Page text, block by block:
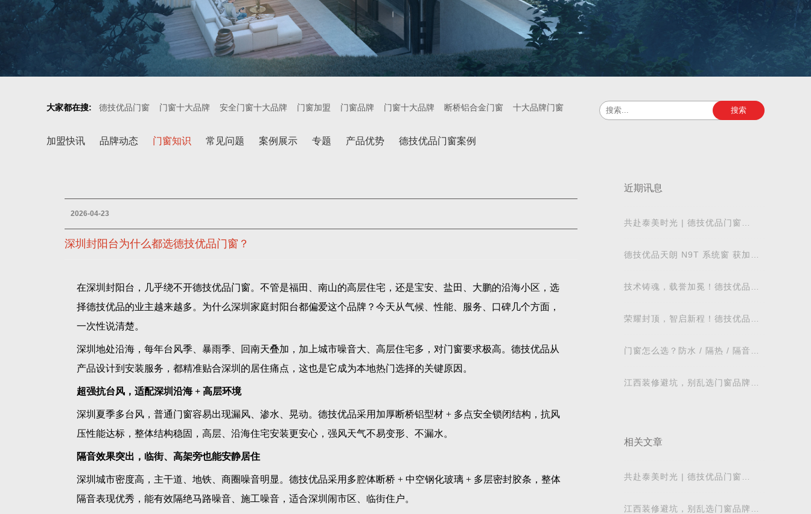
大家都在搜: 德技优品门窗 门窗十大品牌 安全门窗十大品牌 门窗加盟 门窗品牌 门窗十大品牌 断桥铝合金门窗 十大品牌门窗 搜索
加盟快讯 品牌动态 门窗知识 常见问题 案例展示 专题 产品优势 德技优品门窗案例
2026-04-23
深圳封阳台为什么都选德技优品门窗？
在深圳封阳台，几乎绕不开德技优品门窗。不管是福田、南山的高层住宅，还是宝安、盐田、大鹏的沿海小区，选
择德技优品的业主越来越多。为什么深圳家庭封阳台都偏爱这个品牌？今天从气候、性能、服务、口碑几个方面，
一次性说清楚。
深圳地处沿海，每年台风季、暴雨季、回南天叠加，加上城市噪音大、高层住宅多，对门窗要求极高。德技优品从
产品设计到安装服务，都精准贴合深圳的居住痛点，这也是它成为本地热门选择的关键原因。
超强抗台风，适配深圳沿海 + 高层环境
深圳夏季多台风，普通门窗容易出现漏风、渗水、晃动。德技优品采用加厚断桥铝型材 + 多点安全锁闭结构，抗风
压性能达标，整体结构稳固，高层、沿海住宅安装更安心，强风天气不易变形、不漏水。
隔音效果突出，临街、高架旁也能安静居住
深圳城市密度高，主干道、地铁、商圈噪音明显。德技优品采用多腔体断桥 + 中空钢化玻璃 + 多层密封胶条，整体
隔音表现优秀，能有效隔绝马路噪音、施工噪音，适合深圳闹市区、临街住户。
近期讯息
共赴泰美时光 | 德技优品门窗
德技优品天朗 N9T 系统窗 获加拿
技术铸魂，载誉加冕！德技优品门
荣耀封顶，智启新程！德技优品门
标杆
门窗怎么选？防水 / 隔热 / 隔音需
业
江西装修避坑，别乱选门窗品牌，
相关文章
共赴泰美时光 | 德技优品门窗
江西装修避坑，别乱选门窗品牌，